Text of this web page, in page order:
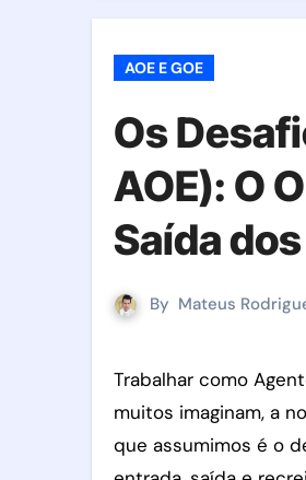
AOE E GOE
Os
AOE): O
Saída
By Mateus
Trabalhar como Agente de Organização Escolar (AOE) em uma escola é uma experiência desafiadora. Ao contrário do que
muitos imaginam, a
que assumimos é o